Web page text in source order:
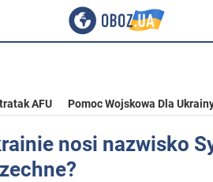
AFU Pomoc Wojskowa Dla
nosi nazwisko